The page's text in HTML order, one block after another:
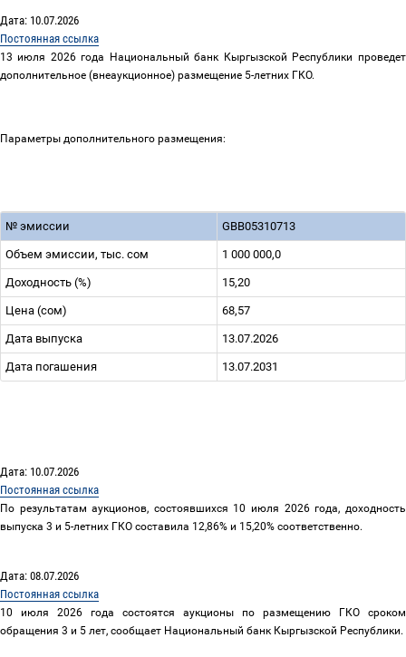
Дата: 10.07.2026
Постоянная ссылка
13 июля 2026 года Национальный банк Кыргызской Республики проведет
дополнительное (внеаукционное) размещение 5-летних ГКО.
Параметры дополнительного размещения:
№ эмиссии GBB05310713
Объем эмиссии, тыс. сом 1 000 000,0
Доходность (%) 15,20
Цена (сом) 68,57
Дата выпуска 13.07.2026
Дата погашения 13.07.2031
Дата: 10.07.2026
Постоянная ссылка
По результатам аукционов, состоявшихся 10 июля 2026года, доходность
выпуска 3 и 5-летних ГКО составила 12,86% и 15,20% соответственно.
Дата: 08.07.2026
Постоянная ссылка
10 июля 2026 года состоятся аукционы по размещению ГКО сроком
обращения 3 и 5 лет, сообщает Национальный банк Кыргызской Республики.